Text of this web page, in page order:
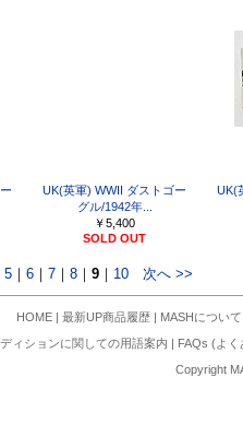
UK(英軍) WWII ダストゴー
グル/1942年...
￥5,400
SOLD OUT
UK(
5 ｜ 6 ｜ 7 ｜ 8 ｜ 9 ｜ 10 次へ >>
HOME | 最新UP商品履歴 | MASHについて
ィションに関しての用語案内 | FAQs (よ
Copyright